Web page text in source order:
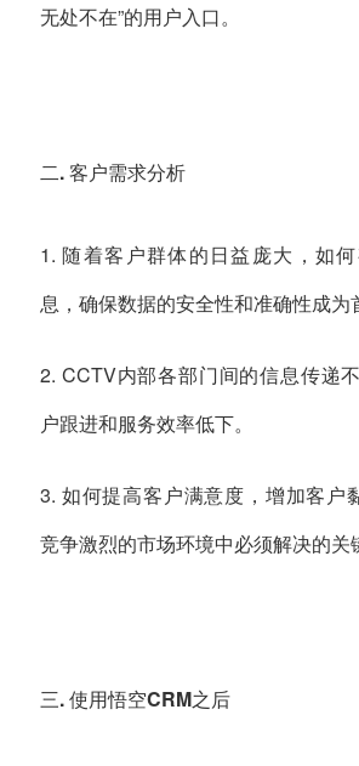
无处不在”的用户入口。
二. 客户需求分析
1. 随着客户群体的日益庞大，如
息，确保数据的安全性和准确性成为
2. CCTV内部各部门间的信息传递
户跟进和服务效率低下。
3. 如何提高客户满意度，增加客户
竞争激烈的市场环境中必须解决的关
三. 使用悟空CRM之后